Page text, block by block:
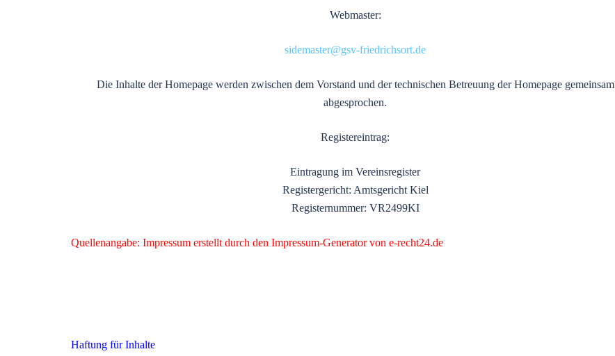
Webmaster:
sidemaster@gsv-friedrichsort.de
Die Inhalte der Homepage werden zwischen dem Vorstand und der technischen Betreuung der Homepage gemeinsam
abgesprochen.
Registereintrag:
Eintragung im Vereinsregister
Registergericht: Amtsgericht Kiel
Registernummer: VR2499KI
Quellenangabe: Impressum erstellt durch den Impressum-Generator von e-recht24.de
Haftung für Inhalte